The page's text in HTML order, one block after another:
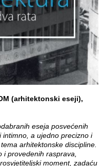
(arhitektonski eseji),
eseja posvećenih
a ujedno precizno i
arhitektonske discipline.
i provedenih rasprava,
moment, zadaću